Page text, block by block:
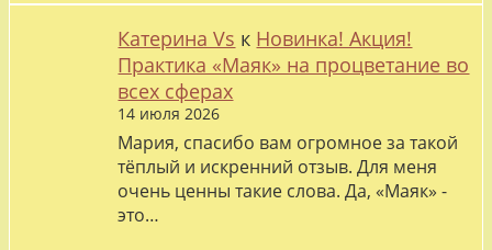
Катерина Vs к Новинка! Акция!
Практика «Маяк» на процветание во
всех сферах
14 июля 2026
Мария, спасибо вам огромное за такой
тёплый и искренний отзыв. Для меня
очень ценны такие слова. Да, «Маяк» -
это…